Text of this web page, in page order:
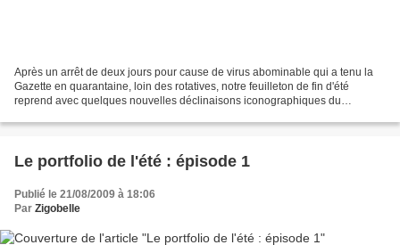
Après un arrêt de deux jours pour cause de virus abominable qui a tenu la
Gazette en quarantaine, loin des rotatives, notre feuilleton de fin d'été
reprend avec quelques nouvelles déclinaisons iconographiques du
Le portfolio de l'été : épisode 1
Publié le 21/08/2009 à 18:06
Par Zigobelle